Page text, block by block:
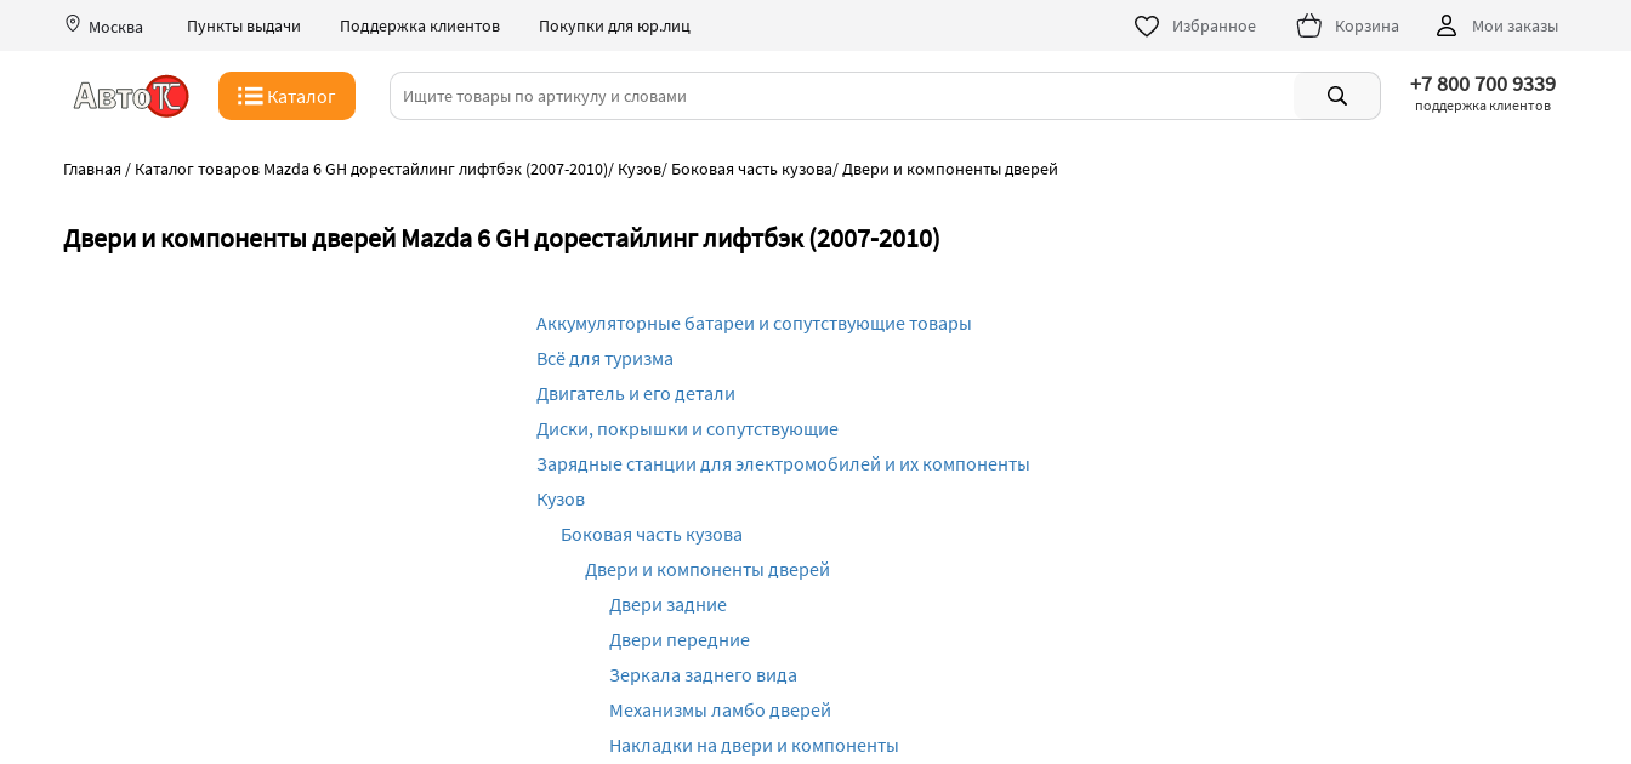
Москва Пункты выдачи Поддержка клиентов Покупки для юр.лиц Избранное Корзина Мои заказы
Каталог +7 800 700 9339
поддержка клиентов
Главная / Каталог товаров Mazda 6 GH дорестайлинг лифтбэк (2007-2010)/ Кузов/ Боковая часть кузова/Двери и компоненты дверей
Двери и компоненты дверей Mazda 6 GH дорестайлинг лифтбэк (2007-2010)
Аккумуляторные батареи и сопутствующие товары
Всё для туризма
Двигатель и его детали
Диски, покрышки и сопутствующие
Зарядные станции для электромобилей и их компоненты
Кузов
Боковая часть кузова
Двери и компоненты дверей
Двери задние
Двери передние
Зеркала заднего вида
Механизмы ламбо дверей
Накладки на двери и компоненты